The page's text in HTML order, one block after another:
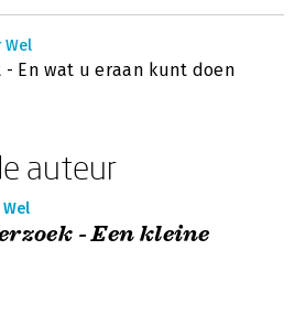
Wel
- En wat u eraan kunt doen
auteur
- Een kleine